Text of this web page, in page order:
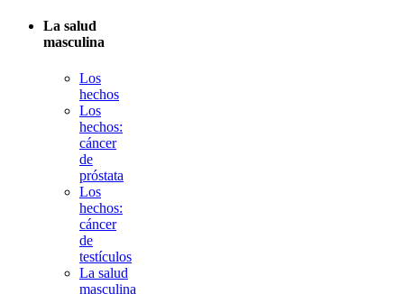
La salud
masculina
Los
hechos
Los
hechos:
cáncer
de
próstata
Los
hechos:
cáncer
de
testículos
La salud
masculina